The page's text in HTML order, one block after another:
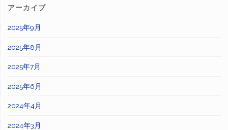
アーカイブ
2025年9月
2025年8月
2025年7月
2025年6月
2024年4月
2024年3月